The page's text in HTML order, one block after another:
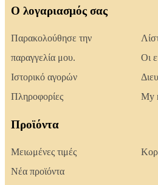
Ο λογαριασμός σας
Παρακολούθησε την
παραγγελία μου.
Ιστορικό αγορών
Πληροφορίες
Οι
My
Προϊόντα
Μειωμένες τιμές
Νέα προϊόντα